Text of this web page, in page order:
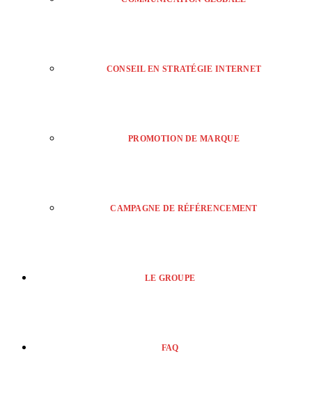
CONSEIL EN STRATÉGIE INTERNET
PROMOTION DE MARQUE
CAMPAGNE DE RÉFÉRENCEMENT
LE GROUPE
FAQ